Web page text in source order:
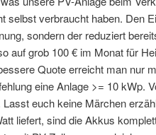
selbst verbraucht haben. Den
sondern der reduziert
auf grob 100 € im Monat für
Quote erreicht man nur
eine Anlage >= 10 kWp.
Lasst euch keine Märchen
liefert, sind die Akkus